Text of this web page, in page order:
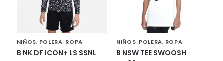
NIÑOS, POLERA, ROPA
B NK DF ICON+ LS SSNL
NIÑOS, POLERA, ROPA
B NSW TEE SWOOSH